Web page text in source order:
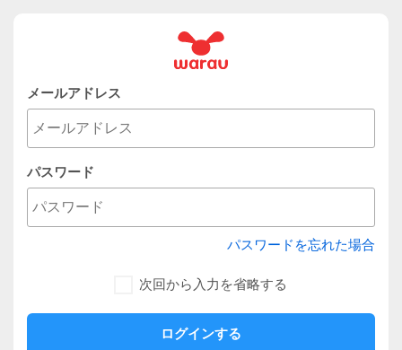
メールアドレス
パスワード
パスワードを忘れた場合
次回から入力を省略する